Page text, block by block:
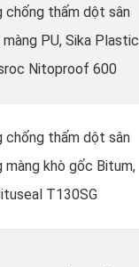
chống thấm dột sân
PU, Sika Plastic
Nitoproof 600
chống thấm dột sân
màng khò gốc Bitum,
T130SG